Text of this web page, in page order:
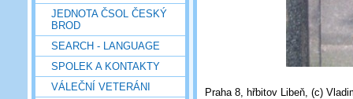
JEDNOTA ČSOL ČESKÝ
BROD
SEARCH - LANGUAGE
SPOLEK A KONTAKTY
VÁLEČNÍ VETERÁNI
Praha 8, hřbitov Libeň, (c)